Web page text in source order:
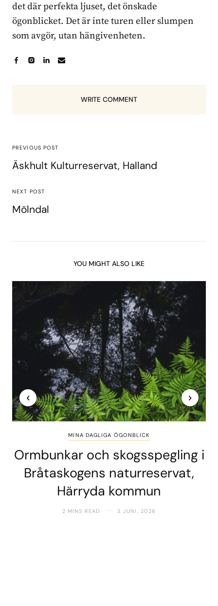
det där perfekta ljuset, det önskade
ögonblicket. Det är inte turen eller slumpen
som avgör, utan hängivenheten.
WRITE COMMENT
PREVIOUS POST
Äskhult Kulturreservat, Halland
NEXT POST
Mölndal
YOU MIGHT ALSO LIKE
MINA DAGLIGA ÖGONBLICK
Ormbunkar och skogsspegling i
Bråtaskogens naturreservat,
Härryda kommun
2 MINS READ 3 JUNI, 2026